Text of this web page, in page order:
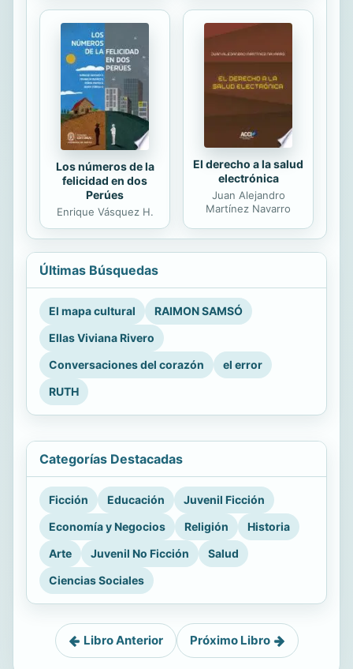
Los números de la
felicidad en dos
Perúes
Enrique Vásquez H.
El derecho a la salud
electrónica
Juan Alejandro
Martínez Navarro
Últimas Búsquedas
El mapa cultural
RAIMON SAMSÓ
Ellas Viviana Rivero
Conversaciones del corazón
el error
RUTH
Categorías Destacadas
Ficción Educación
Juvenil Ficción
Economía y Negocios
Religión
Historia
Arte
Juvenil No Ficción
Salud
Ciencias Sociales
Libro Anterior Próximo Libro